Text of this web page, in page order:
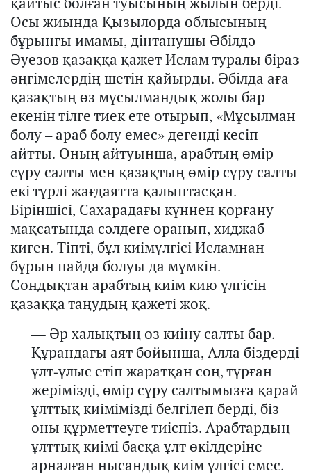
Осы жиында Қызылорда облысының
бұрынғы имамы, дінтанушы Әбілдә
Әуезов қазаққа қажет Ислам туралы біраз
әңгімелердің шетін қайырды. Әбілда аға
қазақтың өз мұсылмандық жолы бар
екенінтілге тиек ете отырып, «Мұсылман
болу –араб болу емес» дегенді кесіп
айтты. Оның айтуынша, арабтың өмір
сүру салты мен қазақтың өмір сүру салты
екі түрлі жағдаятта қалыптасқан.
Біріншісі, Сахарадағы күннен қорғану
мақсатында сәлдеге оранып, хиджаб
киген. Тіпті, бұлкиімүлгісіИсламнан
бұрын пайда болуы да мүмкін.
Сондықтан арабтың киім кию үлгісін
қазаққа таңудың қажеті жоқ.
— Әр халықтың өз киіну салты бар.
Құрандағы аят бойынша, Алла біздерді
ұлт-ұлыс етіп жаратқан соң, тұрған
жерімізді, өмір сүрусалтымызға қарай
ұлттық киіміміздібелгілеп берді, біз
оны құрметтеуге тиіспіз. Арабтардың
ұлттық киімі басқа ұлт өкілдеріне
арналған нысандық киім үлгісі емес.